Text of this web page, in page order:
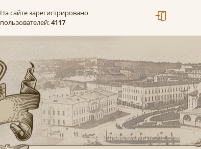
На сайте зарегистрировано
пользователей:4117